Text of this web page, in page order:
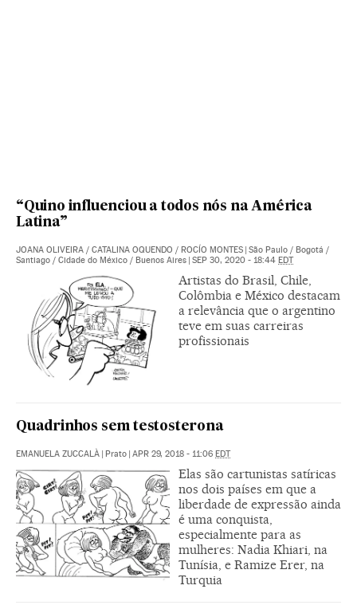
“Quino influenciou a todos nós na América
Latina”
JOANA OLIVEIRA / CATALINA OQUENDO / ROCÍO MONTES São Paulo / Bogotá /
Santiago / Cidade do México / Buenos Aires SEP 30, 2020 - 18:44 EDT
Artistas do Brasil, Chile,
Colômbia e México destacam
a relevância que o argentino
teve em suas carreiras
profissionais
Quadrinhos sem testosterona
EMANUELA ZUCCALÀ Prato APR 29, 2018 - 11:06 EDT
Elas são cartunistas satíricas
nos dois países em que a
liberdade de expressão ainda
é uma conquista,
especialmente para as
mulheres: Nadia Khiari, na
Tunísia, e Ramize Erer, na
Turquia